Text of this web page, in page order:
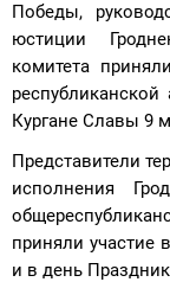
Победы,
юстиции
комитета
Кургане Славы 9
Представители
исполнения
приняли участие
и в день